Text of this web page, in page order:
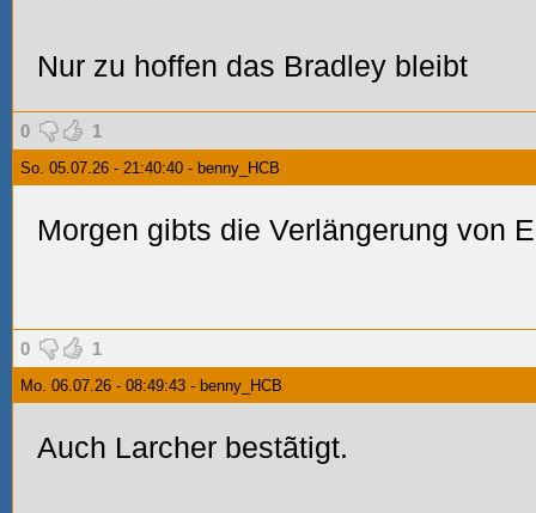
Nur zu hoffen das Bradley bleibt
0 1
So. 05.07.26 - 21:40:40 - benny_HCB
Morgen gibts die Verlängerung von
0 1
Mo. 06.07.26 - 08:49:43 - benny_HCB
Auch Larcher bestãtigt.